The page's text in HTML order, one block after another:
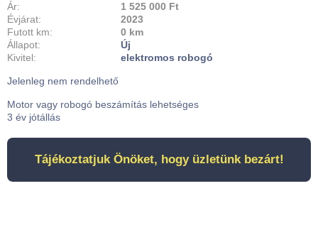
Ár:
1 525 000 Ft
Évjárat:
2023
Futott km:
0 km
Állapot:
Új
Kivitel:
elektromos robogó
Jelenleg nem rendelhető
Motor vagy robogó beszámítás lehetséges
3 év jótállás
Tájékoztatjuk Önöket, hogy üzletünk bezárt!